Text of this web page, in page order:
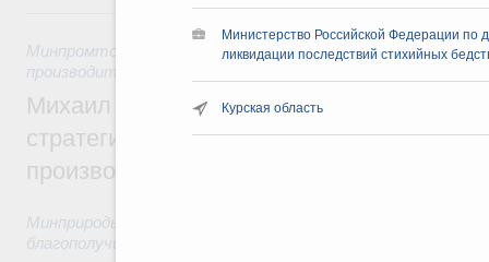
Министерство Российской Федерации по
ликвидации последствий стихийных
Курская область
Вчера
Минпромторг России Минэкономразвития России,5
производительности труда и поддержки занятости
Михаил Мишустин дал поручения по
стратегической сессии, посвящённой
производительности труда
Минприроды России
благополучие»